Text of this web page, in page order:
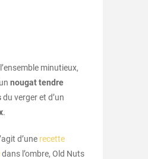
minutieux,
nougat tendre
du verger et d’un
.
d’une recette
dans l’ombre, Old Nuts